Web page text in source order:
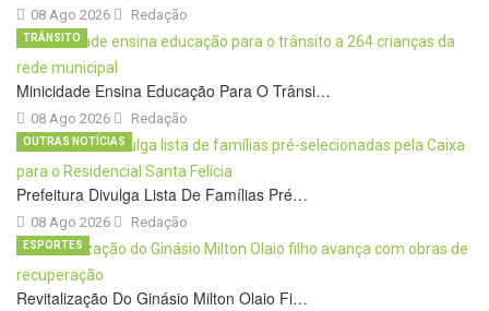
08 Ago 2026 Redação
Minicidade Ensina Educação Para O Trânsi…
08 Ago 2026
TRÂNSITO
Redação
Prefeitura Divulga Lista De Famílias Pré…
08 Ago 2026
OUTRAS NOTÍCIAS
Redação
Revitalização Do Ginásio Milton Olaio Fi…
ESPORTES